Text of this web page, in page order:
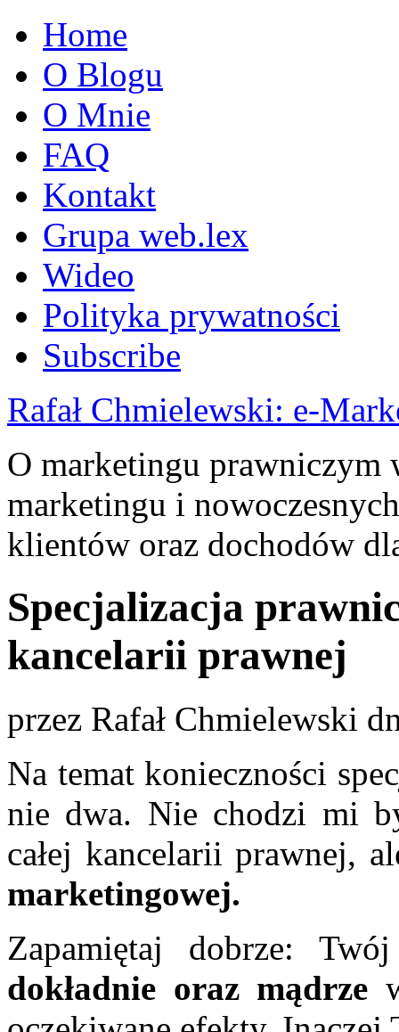
Home
O Blogu
O Mnie
FAQ
Kontakt
Grupa web.lex
Wideo
Polityka prywatności
Subscribe
Rafał Chmielewski: e-
O marketingu prawniczym
marketingu i
klientów oraz dochodów
Specjalizacja
kancelarii prawnej
przez Rafał Chmielewski
Na temat konieczności
nie dwa. Nie chodzi mi
całej kancelarii prawnej,
marketingowej.
Zapamiętaj dobrze:
dokładnie oraz mądrze